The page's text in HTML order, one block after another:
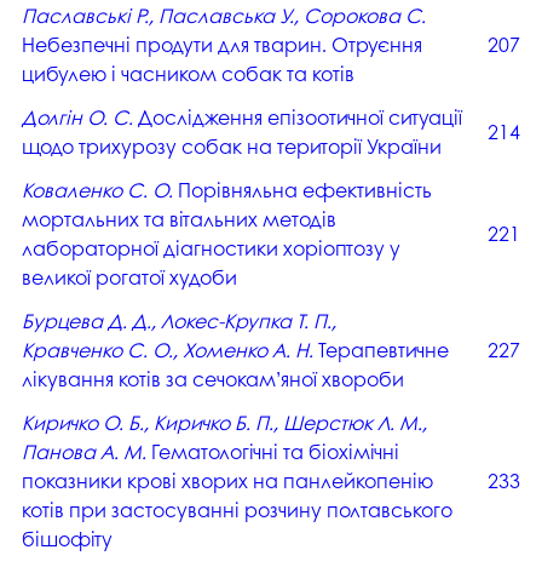
Паславські Р., Паславська У., Сорокова С.
Небезпечні продути для тварин. Отруєння
цибулею і часником собак та котів
207
Долгін О. С. Дослідження епізоотичної ситуації
щодо трихурозу собак на території України
214
Коваленко С. О. Порівняльна ефективність
мортальних та вітальних методів
лабораторної діагностики хоріоптозу у
великої рогатої худоби
221
Бурцева Д. Д., Локес-Крупка Т. П.,
Кравченко С. О., Хоменко А. Н. Терапевтичне
лікування котів за сечокам’яної хвороби
227
Киричко О. Б., Киричко Б. П., Шерстюк Л. М.,
Панова А. М. Гематологічні та біохімічні
показники крові хворих на панлейкопенію
котів при застосуванні розчину полтавського
бішофіту
233